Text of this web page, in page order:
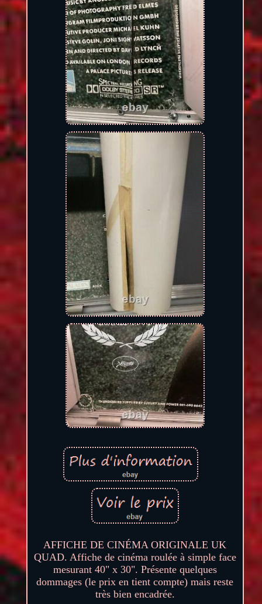
AFFICHE DE CINÉMA ORIGINALE UK
QUAD. Affiche de cinéma roulée à simple face
mesurant 40" x 30". Présente quelques
dommages (le prix en tient compte) mais reste
très bien encadrée.